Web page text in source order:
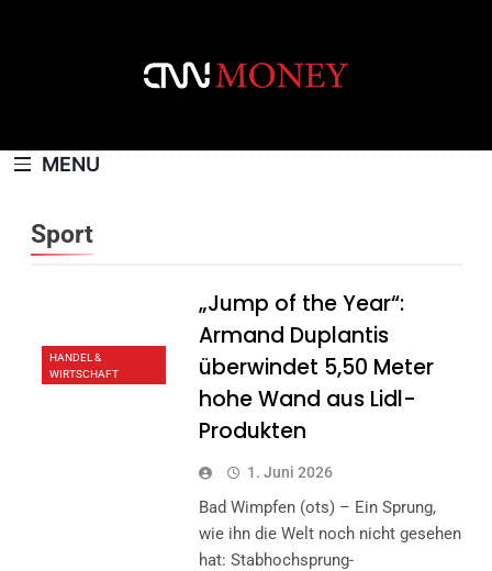
MENU
Sport
HANDEL &
WIRTSCHAFT
„Jump of the Year“:
Armand Duplantis
überwindet 5,50 Meter
hohe Wand aus Lidl-
Produkten
1. Juni 2026
Bad Wimpfen (ots) – Ein Sprung,
wie ihn die Welt noch nicht gesehen
hat: Stabhochsprung-